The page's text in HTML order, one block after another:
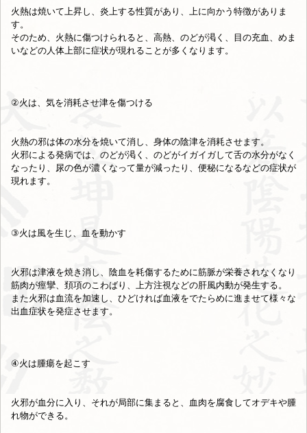
火熱は焼いて上昇し、炎上する性質があり、上に向かう特徴がありま
す。
そのため、火熱に傷つけられると、高熱、のどが渇く、目の充血、めま
いなどの人体上部に症状が現れることが多くなります。
②火は、気を消耗させ津を傷つける
火熱の邪は体の水分を焼いて消し、身体の陰津を消耗させます。
火邪による発病では、のどが渇く、のどがイガイガして舌の水分がなく
なったり、尿の色が濃くなって量が減ったり、便秘になるなどの症状が
現れます。
③火は風を生じ、血を動かす
火邪は津液を焼き消し、陰血を耗傷するために筋脈が栄養されなくなり
筋肉が痙攣、頚項のこわばり、上方注視などの肝風内動が発生する。
また火邪は血流を加速し、ひどければ血液をでたらめに進ませて様々な
出血症状を発症させます。
④火は腫瘍を起こす
火邪が血分に入り、それが局部に集まると、血肉を腐食してオデキや腫
れ物ができる。